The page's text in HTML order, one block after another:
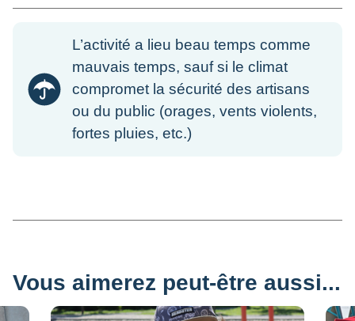
L’activité a lieu beau temps comme
mauvais temps, sauf si le climat
compromet la sécurité des artisans
ou du public (orages, vents violents,
fortes pluies, etc.)
Vous aimerez peut-être aussi...